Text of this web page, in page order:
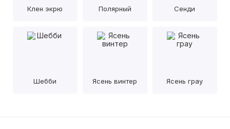
Клен экрю Полярный Сенди
Шебби Ясень винтер Ясень грау